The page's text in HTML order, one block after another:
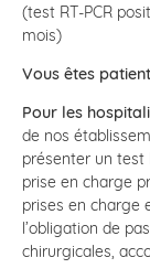
(test RT-PCR
mois)
Vous êtes
Pour les
de nos
présenter un test
prise en charge
prises en charge
l’obligation de
chirurgicales,